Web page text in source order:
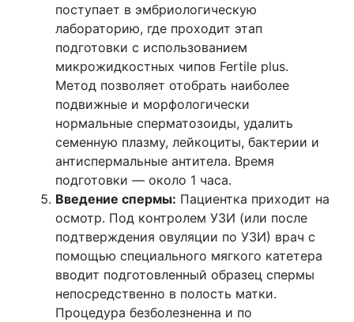
поступает в эмбриологическую
лабораторию, где проходит этап
подготовки с использованием
микрожидкостных чипов Fertile plus.
Метод позволяет отобрать наиболее
подвижные и морфологически
нормальные сперматозоиды, удалить
семенную плазму, лейкоциты, бактерии и
антиспермальные антитела. Время
подготовки — около 1 часа.
Введение спермы: Пациентка приходит на
осмотр. Под контролем УЗИ (или после
подтверждения овуляции по УЗИ) врач с
помощью специального мягкого катетера
вводит подготовленный образец спермы
непосредственно в полость матки.
Процедура безболезненна и по